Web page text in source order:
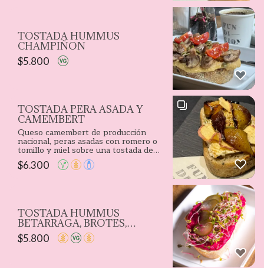
TOSTADA HUMMUS
CHAMPIÑON
$5.800
TOSTADA PERA ASADA Y
CAMEMBERT
Queso camembert de producción
nacional, peras asadas con romero o
tomillo y miel sobre una tostada de
pan de masa madre. para compartirlo
con una copa de vino o con un
$6.300
TOSTADA HUMMUS
BETARRAGA, BROTES,
PEPINO ENCURTIDO
$5.800